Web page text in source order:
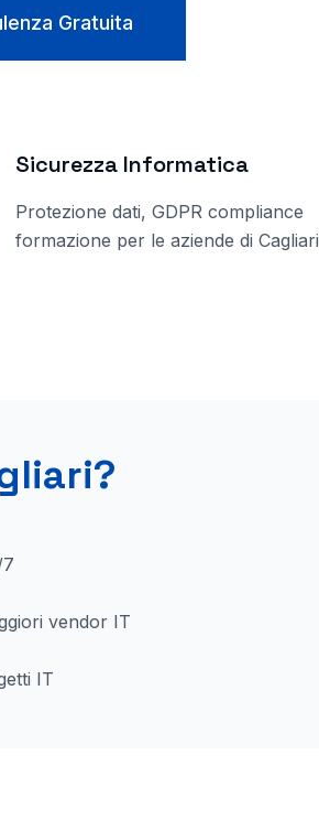
Gratuita
Sicurezza Informatica
Protezione dati, GDPR compliance
formazione per le aziende di Cagliari
?
vendor IT
IT